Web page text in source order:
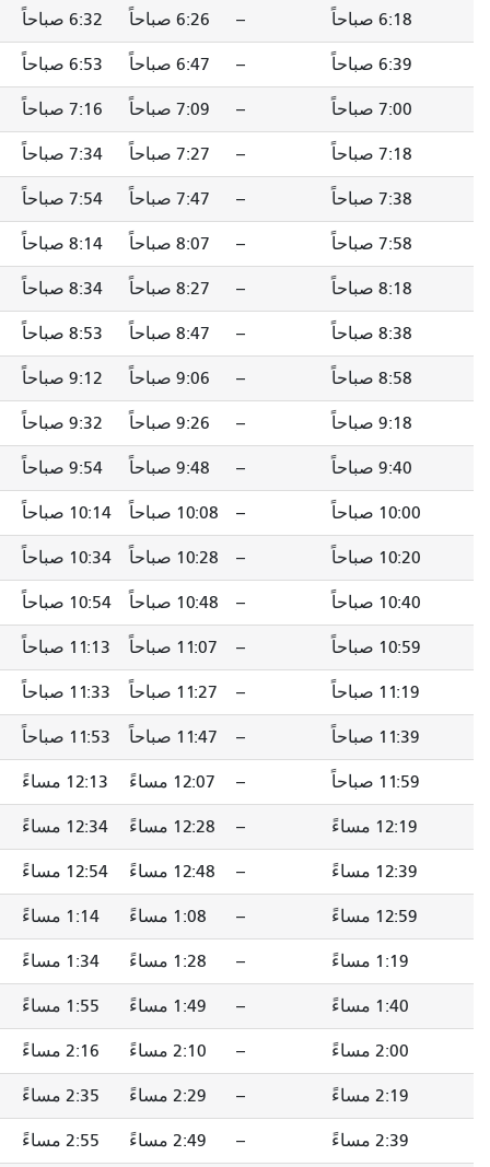
-- 6:26 صباحاً 6:32 صباحاً 6:37 صباحاً
-- 6:47 صباحاً 6:53 صباحاً 6:58 صباحاً
-- 7:09 صباحاً 7:16 صباحاً 7:21 صباحاً
-- 7:27 صباحاً 7:34 صباحاً 7:39 صباحاً
-- 7:47 صباحاً 7:54 صباحاً 7:59 صباحاً
-- 8:07 صباحاً 8:14 صباحاً 8:19 صباحاً
-- 8:27 صباحاً 8:34 صباحاً 8:39 صباحاً
-- 8:47 صباحاً 8:53 صباحاً 8:58 صباحاً
-- 9:06 صباحاً 9:12 صباحاً 9:17 صباحاً
-- 9:26 صباحاً 9:32 صباحاً 9:37 صباحاً
-- 9:48 صباحاً 9:54 صباحاً 9:59 صباحاً
-- 10:08 صباحاً 10:14 صباحاً 10:19 صباحاً
-- 10:28 صباحاً 10:34 صباحاً 10:39 صباحاً
-- 10:48 صباحاً 10:54 صباحاً 10:59 صباحاً
-- 11:07 صباحاً 11:13 صباحاً 11:18 صباحاً
-- 11:27 صباحاً 11:33 صباحاً 11:38 صباحاً
-- 11:47 صباحاً 11:53 صباحاً 11:58 صباحاً
-- 12:07 مساءً 12:13 مساءً 12:18 مساءً
-- 12:28 مساءً 12:34 مساءً 12:39 مساءً
-- 12:48 مساءً 12:54 مساءً 12:59 مساءً
-- 1:08 مساءً 1:14 مساءً 1:19 مساءً
-- 1:28 مساءً 1:34 مساءً 1:40 مساءً
-- 1:49 مساءً 1:55 مساءً 2:01 مساءً
-- 2:10 مساءً 2:16 مساءً 2:22 مساءً
-- 2:29 مساءً 2:35 مساءً 2:41 مساءً
-- 2:49 مساءً 2:55 مساءً 3:01 مساءً